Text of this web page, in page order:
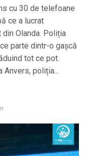
cu 30 de telefoane
ce a lucrat
Olanda. Poliția
parte dintr-o gașcă
tot ce pot.
Anvers, poliția...